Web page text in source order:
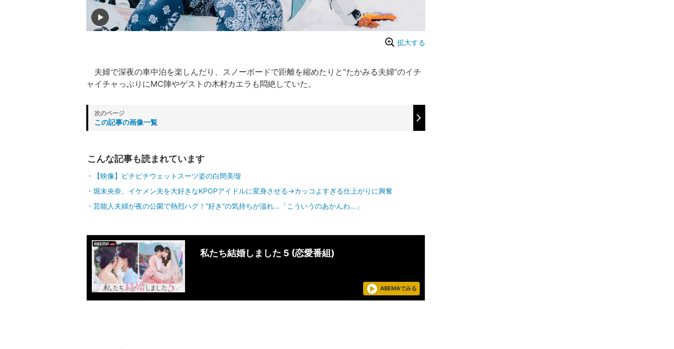
拡大する
夫婦で深夜の車中泊を楽しんだり、スノーボードで距離を縮めたりと“たかみる夫婦”のイチ
ャイチャっぷりにMC陣やゲストの木村カエラも悶絶していた。
この記事の画像一覧
こんな記事も読まれています
【映像】ピチピチウェットスーツ姿の白間美瑠
堀未央奈、イケメン夫を大好きなKPOPアイドルに変身させる→カッコよすぎる仕上がりに興奮
芸能人夫婦が夜の公園で熱烈ハグ！“好き”の気持ちが溢れ…「こういうのあかんわ…」
私たち結婚しました 5 (恋愛番組)
ABEMAでみる